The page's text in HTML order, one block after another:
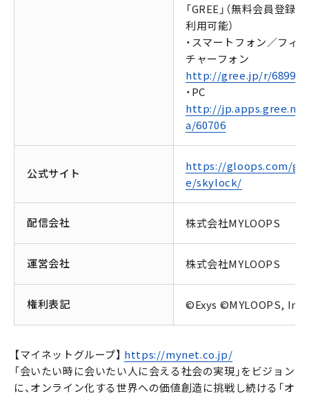
「GREE」（無料会員登録
利用可能）
・スマートフォン／フィ
チャーフォン
http://gree.jp/r/68991/
・PC
http://
a/60706
公式サイト
https://gloops.com/
e/skylock/
配信会社 株式会社MYLOOPS
運営会社 株式会社MYLOOPS
権利表記 ©Exys ©MYLOOPS, Inc.
【マイネットグループ】 https://mynet.co.jp/
「会いたい時に会いたい人に会える社会の実現」をビジョン
に、オンライン化する世界への価値創造に挑戦し続ける「オ